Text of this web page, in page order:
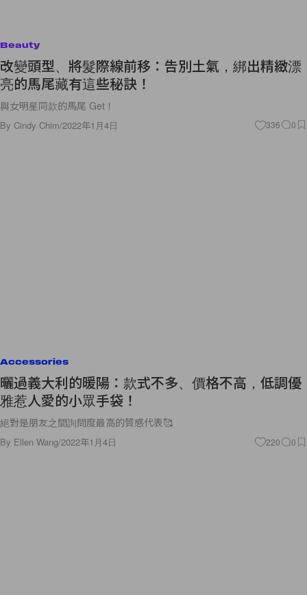
Beauty
改變頭型、將髮際線前移：告別土氣，綁出精緻漂
亮的馬尾藏有這些秘訣！
與女明星同款的馬尾 Get！
By Cindy Chim/2022年1月4日 336 0
Accessories
曬過義大利的暖陽：款式不多、價格不高，低調優
雅惹人愛的小眾手袋！
絕對是朋友之間詢問度最高的質感代表🥰
By Ellen Wang/2022年1月4日 220 0